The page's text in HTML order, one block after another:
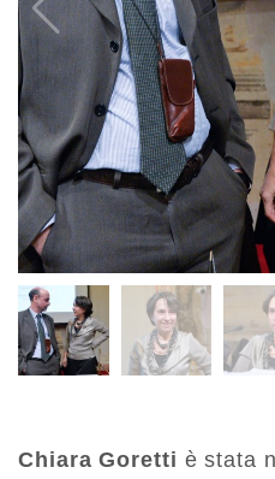
Chiara Goretti è stata